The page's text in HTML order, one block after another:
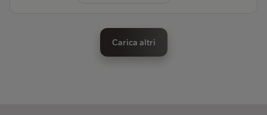
Carica altri